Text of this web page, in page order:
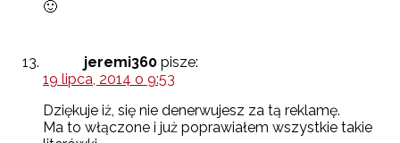
🙂
jeremi360 pisze:
19 lipca, 2014 o 9:53
Dziękuje iż, się nie denerwujesz za tą reklamę.
Ma to włączone i już poprawiałem wszystkie takie